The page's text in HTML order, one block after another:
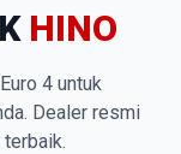
HINO
4 untuk
Dealer resmi